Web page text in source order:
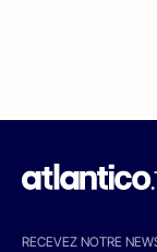
RECEVEZ NOTRE